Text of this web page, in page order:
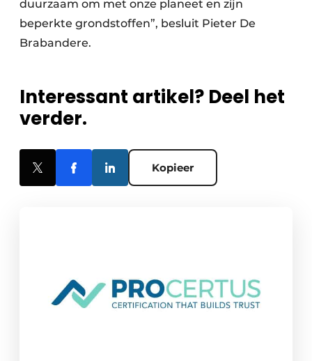
duurzaam om met onze planeet en zijn
beperkte grondstoffen”, besluit Pieter De
Brabandere.
Interessant artikel? Deel het
verder.
Kopieer